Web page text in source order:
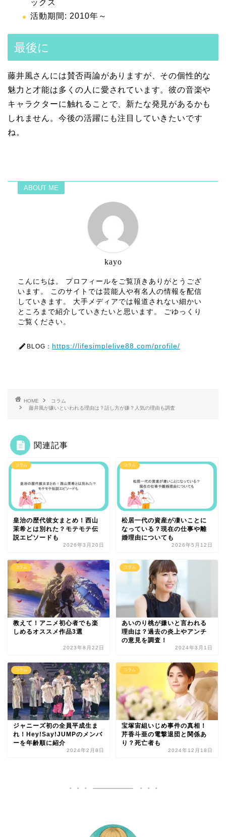
ックス
活動期間: 2010年～
最後に
藤井風さんには賛否両論がありますが、その個性的な
魅力と才能は多くの人に愛されています。彼の音楽や
キャラクターに触れることで、新たな発見があるかも
しれません。今後の活躍にも注目していきたいです
ね。
ABOUT ME
kayo
こんにちは。 プロフィールをご覧頂きありがとうござ
います。 このサイトでは芸能人や有名人の情報を配信
していきます。 大手メディアでは報道されない細かい
ところまで紹介していきたいと思います。 ごゆっくり
ご覧ください。
BLOG： https://lifesimplelive88.com/profile/
HOME
コラム
藤井風が嫌いといわれる理由は？話し方が嫌？人気の理由も調査
関連記事
コラム
皇治の歴代彼女まとめ！西山
茉希とは別れた？モテモテ伝
説エピソードも
2026年3月20日
コラム
松居一代の資産が凄いことに
なっている？現在の仕事や離
婚理由についても
2026年5月12日
コラム
教えて！アニメ初心者でも楽
しめるオススメ作品3選
2023年8月22日
コラム
あいのり桃が嫌いと言われる
理由は？過去の炎上やアンチ
の意見を調査！
2024年3月1日
コラム
ジャニーズ初の全員平成生ま
れ！Hey!Say!JUMPのメンバ
ーを年齢順に紹介
2024年2月8日
コラム
宝塚宙組いじめ事件の真相！
芹香斗亜の電撃退団と関係あ
り？死亡者も
2024年12月18日